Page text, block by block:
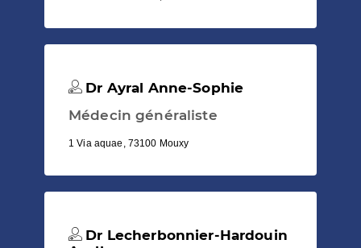
Dr Ayral Anne-Sophie
Médecin généraliste
1 Via aquae, 73100 Mouxy
Dr Lecherbonnier-Hardouin